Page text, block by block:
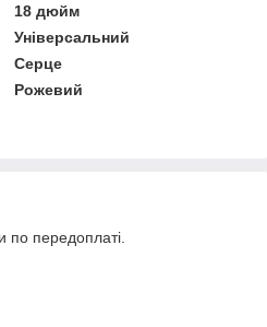
18 дюйм
Універсальний
Серце
Рожевий
по передоплаті.